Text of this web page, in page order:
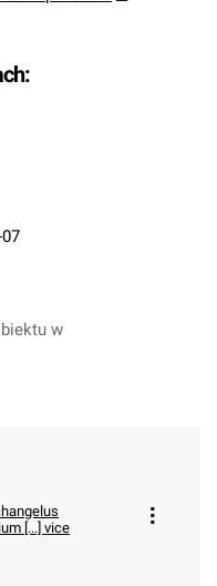
w
[...] vice